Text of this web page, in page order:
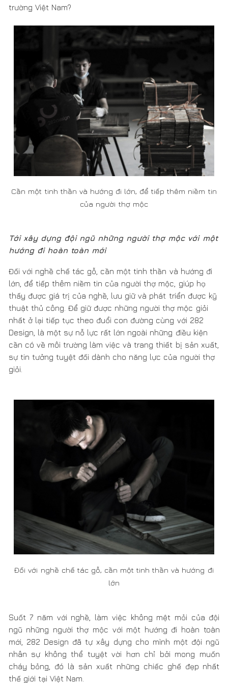
Cần một tinh thần và hướng đi lớn, để tiếp thêm niềm tin
của người thợ mộc
Tới xây dựng đội ngũ những người thợ mộc với một
hướng đi hoàn toàn mới
Đối với nghề chế tác gỗ, cần một tinh thần và hướng đi
lớn, để tiếp thêm niềm tin của người thợ mộc, giúp họ
thuật thủ công. Để giữ được những người thợ mộc giỏi
nhất ở lại tiếp tục theo đuổi con đường cùng với 282
sự tin tưởng tuyệt đối dành cho năng lực của người thợ
giỏi.
Đối với nghề chế tác gỗ, cần một tinh thần và hướng đi
Suốt 7 năm với nghề, làm việc không mệt mỏi của đội
ngũ những người thợ mộc với một hướng đi hoàn toàn
mới, 282 Design đã tự xây dựng cho mình một đội ngũ
nhân sự không thể tuyệt vời hơn chỉ bởi mong muốn
cháy bỏng, đó là sản xuất những chiếc ghế đẹp nhất
thế giới tại Việt Nam.
vời nhất
nghề, chúng tôi quý từng mẩu gỗ nhỏ vì chúng tôi biết,
gỗ quý giá như thế nào. Hành trình trưởng thành với chế
tác gỗ là một hành trình gian nan, không có điểm dừng,
những thói quen mang nặng đặc tính của người Việt có
thể ảnh hưởng rất nhiều tới chế tác sản phẩm gỗ.